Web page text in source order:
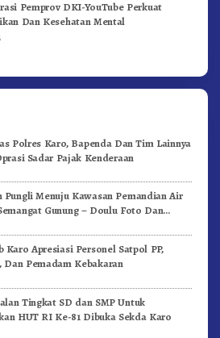
Pemprov DKI-YouTube Perkuat
Dan Kesehatan Mental
Polres Karo, Bapenda Dan Tim Lainnya
Sadar Pajak Kenderaan
Pungli Menuju Kawasan Pemandian Air
Gunung – Doulu Foto Dan
Karo Apresiasi Personel Satpol PP,
Dan Pemadam Kebakaran
Tingkat SD dan SMP Untuk
HUT RI Ke-81 Dibuka Sekda Karo